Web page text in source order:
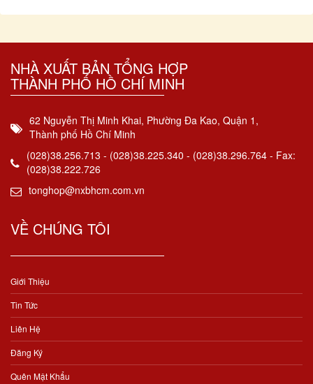
NHÀ XUẤT BẢN TỔNG HỢP
THÀNH PHỐ HỒ CHÍ MINH
62 Nguyễn Thị Minh Khai, Phường Đa Kao, Quận 1,
Thành phố Hồ Chí Minh
(028)38.256.713 - (028)38.225.340 - (028)38.296.764 - Fax:
(028)38.222.726
tonghop@nxbhcm.com.vn
VỀ CHÚNG TÔI
Giới Thiệu
Tin Tức
Liên Hệ
Đăng Ký
Quên Mật Khẩu